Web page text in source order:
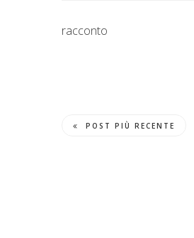
racconto
POST PIÙ RECENTE